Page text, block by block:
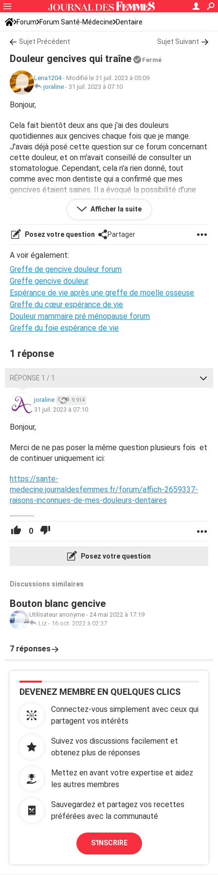
Forum Forum Santé-Médecine Dentaire
Sujet Précédent Sujet Suivant
Douleur gencives qui traîne Fermé
Lena1204- Modifié le 31 juil. 2023 à 05:09
joraline - 31 juil. 2023 à 07:10
Bonjour,
Cela fait bientôt deux ans que j'ai des douleurs
quotidiennes aux gencives chaque fois que je mange.
J'avais déjà posé cette question sur ce forum concernant
cette douleur, et on m'avait conseillé de consulter un
stomatologue. Cependant, cela n'a rien donné, tout
comme avec mon dentiste qui a confirmé que mes
gencives étaient saines. Il a évoqué la possibilité d'une
bulle d'air, mais même après deux scanners (dont un plus
avancé), il m'a dit qu'il n'y avait rien. J'ai suggéré que ces
que ce n'était pas le cas et m'a conseillé de consulter un
sens mal à l'aise. La personne qui m'a conseillé d'attendre
l'avis du stomatologue avait mentionné la possibilité de
consulter un neurologue si les résultats ne s'amélioraient
pas.
J'aimerais savoir s'il existe un lien entre le cerveau, les
nerfs et mes gencives.
Afficher la suite
Posez votre question Partager
A voir également:
Greffe de gencive douleur forum
Greffe gencive douleur
Espérance de vie après une greffe de moelle osseuse
Greffe du cœur espérance de vie
Douleur mammaire pré ménopause forum
Greffe du foie espérance de vie
1 réponse
RÉPONSE 1 / 1
joraline 9 914
31 juil. 2023 à 07:10
Bonjour,
Merci de ne pas poser la même question plusieurs fois et
de continuer uniquement ici:
https://sante-
medecine.journaldesfemmes.fr/forum/affich-2659337-
raisons-inconnues-de-mes-douleurs-dentaires
0
Posez votre question
Discussions similaires
Bouton blanc gencive
Utilisateur anonyme - 24 mai 2022 à 17:19
Liz - 16 oct. 2022 à 02:37
7 réponses
DEVENEZ MEMBRE EN QUELQUES CLICS
Connectez-vous simplement avec ceux qui
partagent vos intérêts
Suivez vos discussions facilement et
obtenez plus de réponses
Mettez en avant votre expertise et aidez
les autres membres
Sauvegardez et partagez vos recettes
préférées avec la communauté
S'INSCRIRE